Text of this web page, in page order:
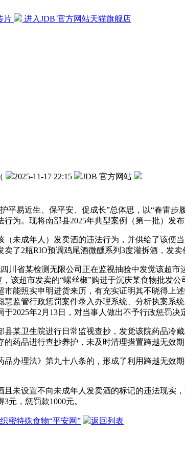
片 进入JDB 官方网站天猫旗舰店
2025-11-17 22:15
JDB 官方网站
易近生、保平安、促成长”总体思，以“春雷步
为。现将南部县2025年典型案例（第一批）发布
成年人）发卖酒的违法行为，并供给了该便
了2瓶RIO预调鸡尾酒微醺系列3度灌拆酒，发
省某检测无限公司正在监视抽验中发觉该超市
，该超市发卖的“螺丝椒”购进于沉庆某食物批
能照实申明进货来历，有充实证明其不晓得
监管行政惩罚案件录入办理系统、分析执案
2025年2月13日，对当事人做出不予行政惩罚决
某卫生院进行日常监视查抄，发觉该院药品冷
药品进行查抄养护，未及时清理措置跨越无效期
理法》第九十八条的，形成了利用跨越无效
设置不向未成年人发卖酒的标记的违法现实
元，惩罚款1000元。
织密特殊食物“平安网” 返回列表